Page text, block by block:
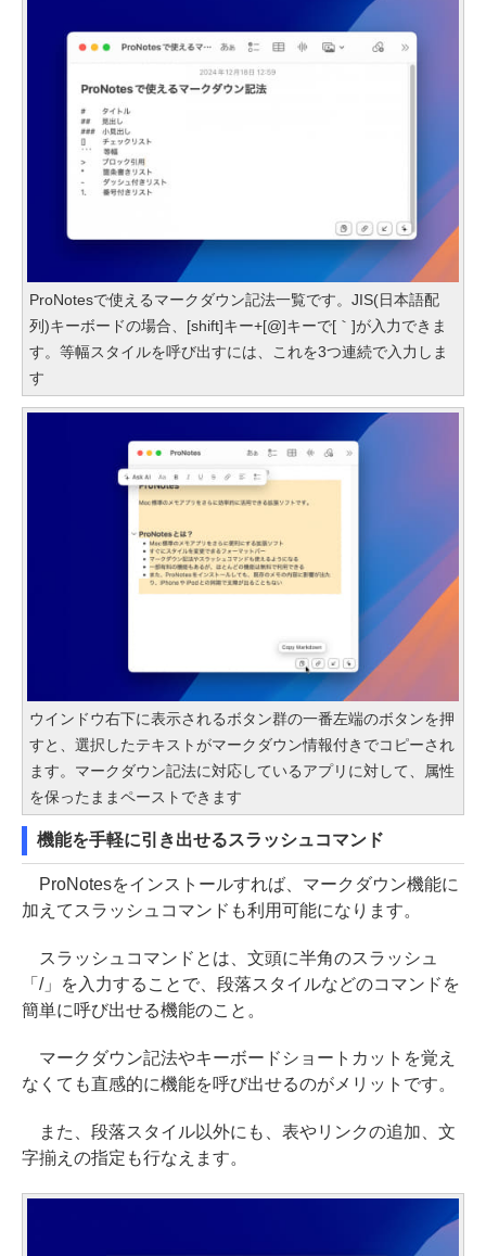
ProNotesで使えるマークダウン記法一覧です。JIS(日本語配
列)キーボードの場合、[shift]キー+[@]キーで[｀]が入力できま
す。等幅スタイルを呼び出すには、これを3つ連続で入力しま
す
ウインドウ右下に表示されるボタン群の一番左端のボタンを押
すと、選択したテキストがマークダウン情報付きでコピーされ
ます。マークダウン記法に対応しているアプリに対して、属性
を保ったままペーストできます
機能を手軽に引き出せるスラッシュコマンド
ProNotesをインストールすれば、マークダウン機能に
加えてスラッシュコマンドも利用可能になります。
スラッシュコマンドとは、文頭に半角のスラッシュ
「/」を入力することで、段落スタイルなどのコマンドを
簡単に呼び出せる機能のこと。
マークダウン記法やキーボードショートカットを覚え
なくても直感的に機能を呼び出せるのがメリットです。
また、段落スタイル以外にも、表やリンクの追加、文
字揃えの指定も行なえます。